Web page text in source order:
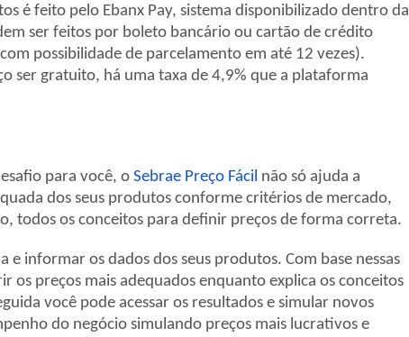
é feito pelo Ebanx Pay, sistema disponibilizado dentro da
ser feitos por boleto bancário ou cartão de crédito
possibilidade de parcelamento em até 12 vezes).
ser gratuito, há uma taxa de 4,9% que a plataforma
para você, o Sebrae Preço Fácil não só ajuda a
dos seus produtos conforme critérios de mercado,
todos os conceitos para definir preços de forma correta.
e informar os dados dos seus produtos. Com base nessas
os preços mais adequados enquanto explica os conceitos
você pode acessar os resultados e simular novos
do negócio simulando preços mais lucrativos e